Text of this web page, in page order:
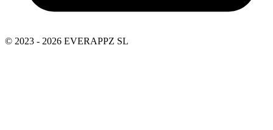
© 2023 - 2026 EVERAPPZ SL